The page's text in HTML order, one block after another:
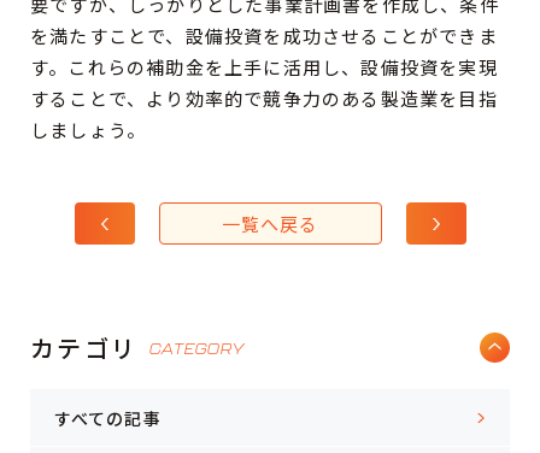
を満たすことで、設備投資を成功させることができま
す。これらの補助金を上手に活用し、設備投資を実現
することで、より効率的で競争力のある製造業を目指
しましょう。
一覧へ戻る
カテゴリ CATEGORY
すべての記事